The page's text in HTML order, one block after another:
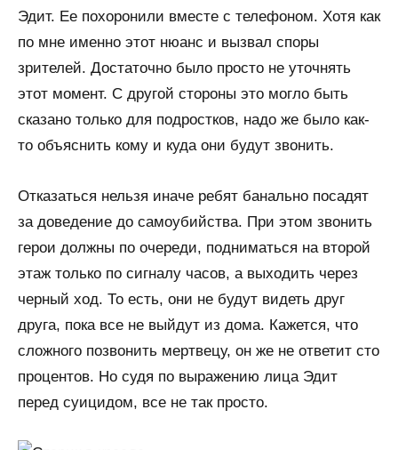
Эдит. Ее похоронили вместе с телефоном. Хотя как
по мне именно этот нюанс и вызвал споры
зрителей. Достаточно было просто не уточнять
этот момент. С другой стороны это могло быть
сказано только для подростков, надо же было как-
то объяснить кому и куда они будут звонить.
Отказаться нельзя иначе ребят банально посадят
за доведение до самоубийства. При этом звонить
герои должны по очереди, подниматься на второй
этаж только по сигналу часов, а выходить через
черный ход. То есть, они не будут видеть друг
друга, пока все не выйдут из дома. Кажется, что
сложного позвонить мертвецу, он же не ответит сто
процентов. Но судя по выражению лица Эдит
перед суицидом, все не так просто.